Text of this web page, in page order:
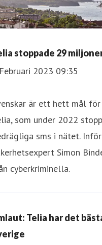
stoppade 29
2023 09:35
är ett hett mål
som under 2022
sms i nätet.
Simon
cyberkriminella.
Telia har det